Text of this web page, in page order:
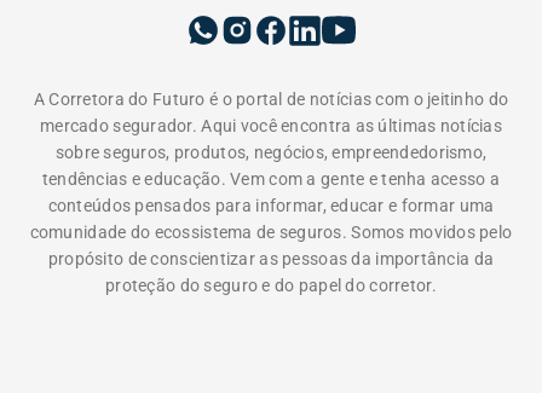
A Corretora do Futuro é o portal de notícias com o jeitinho do
mercado segurador. Aqui você encontra as últimas notícias
sobre seguros, produtos, negócios, empreendedorismo,
tendências e educação. Vem com a gente e tenha acesso a
conteúdos pensados para informar, educar e formar uma
comunidade do ecossistema de seguros. Somos movidos pelo
propósito de conscientizar as pessoas da importância da
proteção do seguro e do papel do corretor.